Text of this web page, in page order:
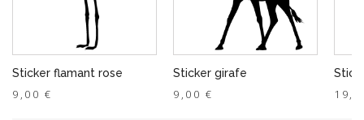
Sticker flamant rose
9,00 €
Sticker girafe
9,00 €